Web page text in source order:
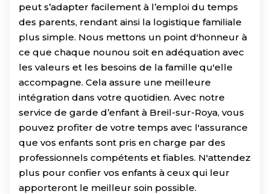
peut s’adapter facilement à l’emploi du temps
des parents, rendant ainsi la logistique familiale
plus simple. Nous mettons un point d'honneur à
ce que chaque nounou soit en adéquation avec
les valeurs et les besoins de la famille qu'elle
accompagne. Cela assure une meilleure
intégration dans votre quotidien. Avec notre
service de garde d’enfant à Breil-sur-Roya, vous
pouvez profiter de votre temps avec l'assurance
que vos enfants sont pris en charge par des
professionnels compétents et fiables. N'attendez
plus pour confier vos enfants à ceux qui leur
apporteront le meilleur soin possible.